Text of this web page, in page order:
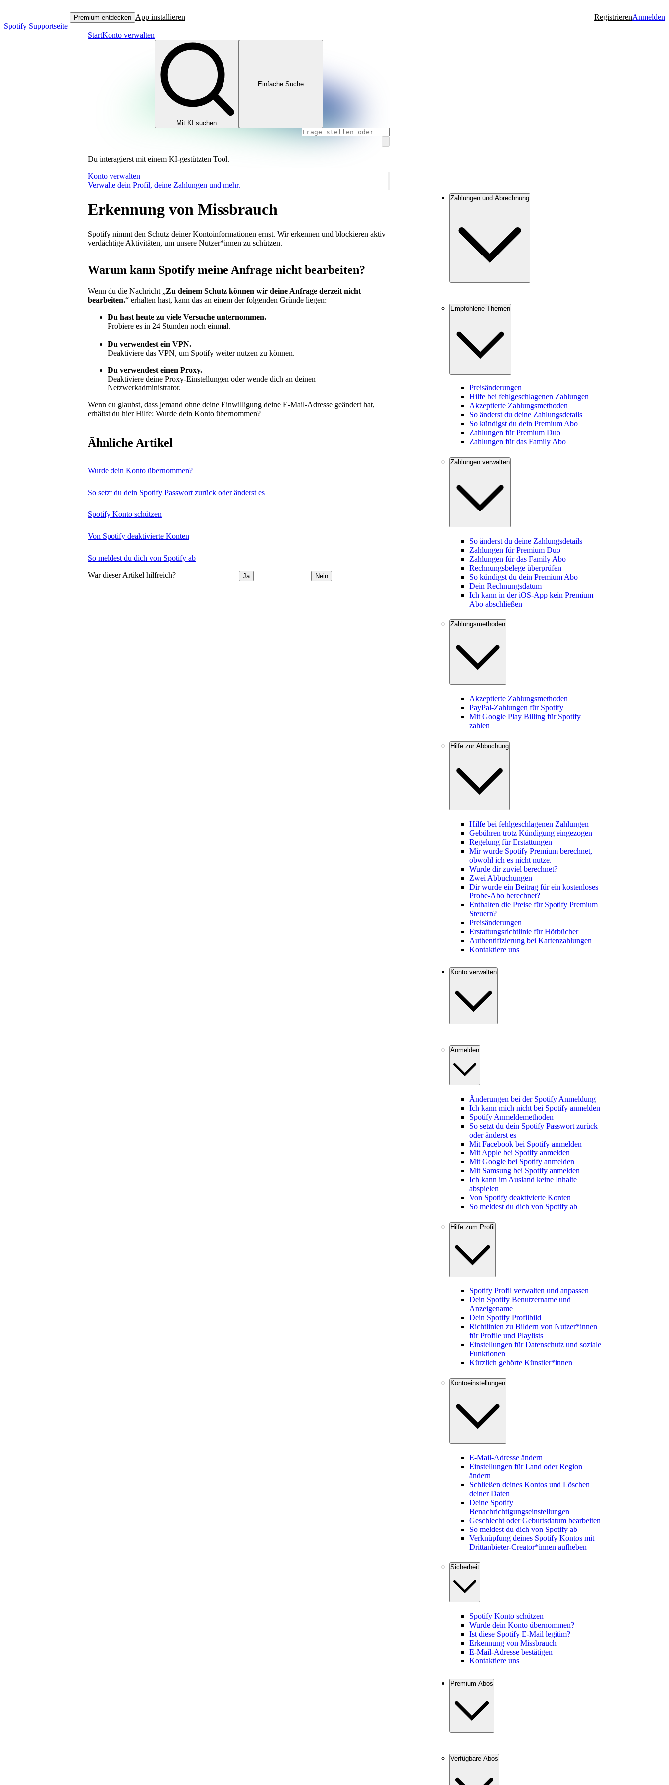
Spotify Supportseite
Premium entdecken App installieren RegistrierenAnmelden
StartKonto verwalten
Mit KI suchen
Einfache Suche
Du interagierst mit einem KI-gestützten Tool.
Konto verwalten
Verwalte dein Profil, deine Zahlungen und mehr.
Erkennung von Missbrauch
Spotify nimmt den Schutz deiner Kontoinformationen ernst. Wir erkennen und blockieren aktiv
verdächtige Aktivitäten, um unsere Nutzer*innen zu schützen.
Warum kann Spotify meine Anfrage nicht bearbeiten?
Wenn du die Nachricht „Zu deinem Schutz können wir deine Anfrage derzeit nicht
bearbeiten.“ erhalten hast, kann das an einem der folgenden Gründe liegen:
Du hast heute zu viele Versuche unternommen.
Probiere es in 24 Stunden noch einmal.
Du verwendest ein VPN.
Deaktiviere das VPN, um Spotify weiter nutzen zu können.
Du verwendest einen Proxy.
Deaktiviere deine Proxy-Einstellungen oder wende dich an deinen
Netzwerkadministrator.
Wenn du glaubst, dass jemand ohne deine Einwilligung deine E-Mail-Adresse geändert hat,
erhältst du hier Hilfe: Wurde dein Konto übernommen?
Ähnliche Artikel
Wurde dein Konto übernommen?
So setzt du dein Spotify Passwort zurück oder änderst es
Spotify Konto schützen
Von Spotify deaktivierte Konten
So meldest du dich von Spotify ab
War dieser Artikel hilfreich? Ja Nein
Zahlungen und Abrechnung
Empfohlene Themen
Preisänderungen
Hilfe bei fehlgeschlagenen Zahlungen
Akzeptierte Zahlungsmethoden
So änderst du deine Zahlungsdetails
So kündigst du dein Premium Abo
Zahlungen für Premium Duo
Zahlungen für das Family Abo
Zahlungen verwalten
So änderst du deine Zahlungsdetails
Zahlungen für Premium Duo
Zahlungen für das Family Abo
Rechnungsbelege überprüfen
So kündigst du dein Premium Abo
Dein Rechnungsdatum
Ich kann in der iOS-App kein Premium
Abo abschließen
Zahlungsmethoden
Akzeptierte Zahlungsmethoden
PayPal-Zahlungen für Spotify
Mit Google Play Billing für Spotify
zahlen
Hilfe zur Abbuchung
Hilfe bei fehlgeschlagenen Zahlungen
Gebühren trotz Kündigung eingezogen
Regelung für Erstattungen
Mir wurde Spotify Premium berechnet,
obwohl ich es nicht nutze.
Wurde dir zuviel berechnet?
Zwei Abbuchungen
Dir wurde ein Beitrag für ein kostenloses
Probe-Abo berechnet?
Enthalten die Preise für Spotify Premium
Steuern?
Preisänderungen
Erstattungsrichtlinie für Hörbücher
Authentifizierung bei Kartenzahlungen
Kontaktiere uns
Konto verwalten
Anmelden
Änderungen bei der Spotify Anmeldung
Ich kann mich nicht bei Spotify anmelden
Spotify Anmeldemethoden
So setzt du dein Spotify Passwort zurück
oder änderst es
Mit Facebook bei Spotify anmelden
Mit Apple bei Spotify anmelden
Mit Google bei Spotify anmelden
Mit Samsung bei Spotify anmelden
Ich kann im Ausland keine Inhalte
abspielen
Von Spotify deaktivierte Konten
So meldest du dich von Spotify ab
Hilfe zum Profil
Spotify Profil verwalten und anpassen
Dein Spotify Benutzername und
Anzeigename
Dein Spotify Profilbild
Richtlinien zu Bildern von Nutzer*innen
für Profile und Playlists
Einstellungen für Datenschutz und soziale
Funktionen
Kürzlich gehörte Künstler*innen
Kontoeinstellungen
E-Mail-Adresse ändern
Einstellungen für Land oder Region
ändern
Schließen deines Kontos und Löschen
deiner Daten
Deine Spotify
Benachrichtigungseinstellungen
Geschlecht oder Geburtsdatum bearbeiten
So meldest du dich von Spotify ab
Verknüpfung deines Spotify Kontos mit
Drittanbieter-Creator*innen aufheben
Sicherheit
Spotify Konto schützen
Wurde dein Konto übernommen?
Ist diese Spotify E-Mail legitim?
Erkennung von Missbrauch
E-Mail-Adresse bestätigen
Kontaktiere uns
Premium Abos
Verfügbare Abos